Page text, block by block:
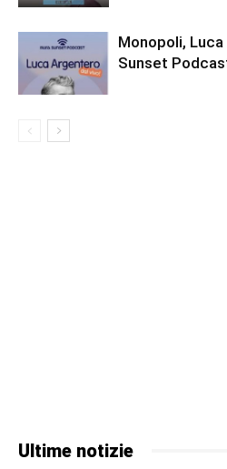
Monopoli,
Sunset
Ultime notizie